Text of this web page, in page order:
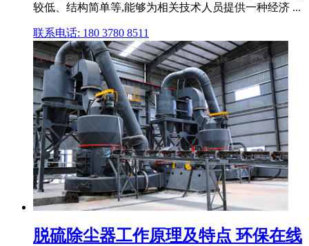
较低、结构简单等,能够为相关技术人员提供一种经济 ...
联系电话: 180 3780 8511
脱硫除尘器工作原理及特点 环保在线